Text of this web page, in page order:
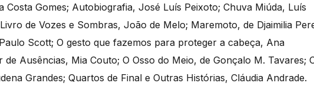
Costa Gomes; Autobiografia, José Luís Peixoto; Chuva Miúda, Luís
de Vozes e Sombras, João de Melo; Maremoto, de Djaimilia
Scott; O gesto que fazemos para proteger a cabeça, Ana
Ausências, Mia Couto; O Osso do Meio, de Gonçalo M. Tavares;
Grandes; Quartos de Final e Outras Histórias, Cláudia Andrade.